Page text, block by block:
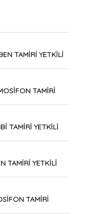
TAMİRİ YETKİLİ
TAMİRİ
TAMİRİ YETKİLİ
TAMİRİ YETKİLİ
TAMİRİ